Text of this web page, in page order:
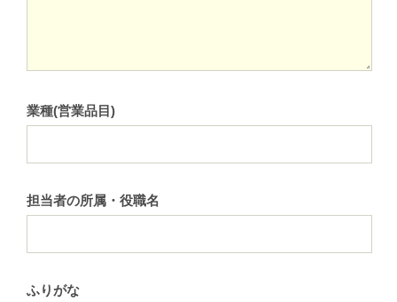
業種(営業品目)
担当者の所属・役職名
ふりがな